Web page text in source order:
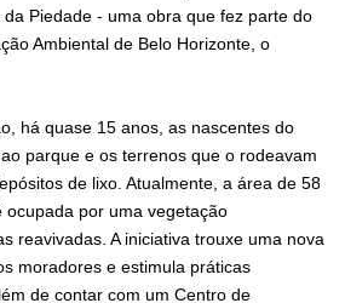
Piedade - uma obra que fez parte do
Ambiental de Belo Horizonte, o
há quase 15 anos, as nascentes do
parque e os terrenos que o rodeavam
de lixo. Atualmente, a área de 58
ocupada por uma vegetação
reavivadas. A iniciativa trouxe uma nova
moradores e estimula práticas
de contar com um Centro de